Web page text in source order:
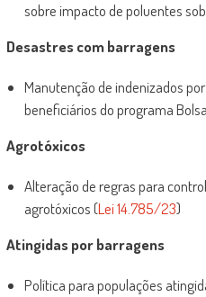
sobre impacto de poluentes
Desastres com barragens
Manutenção de indenizados
beneficiários do programa
Agrotóxicos
Alteração de regras para
agrotóxicos (Lei 14.785/23)
Atingidas por barragens
Política para populações